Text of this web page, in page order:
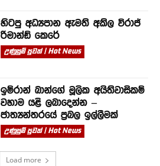
හිටපු අධ්‍යපාන ඇමති අකිල විරාජ්
රිමාන්ඩ් කෙරේ
උණුසුම් පුවත් | Hot News
ඉම්රාන් ඛාන්ගේ මූලික අයිතිවාසිකම්
වහාම යළි ලබාදෙන්න –
ජාත්‍යන්තරයේ ප්‍රබල ඉල්ලීමක්
උණුසුම් පුවත් | Hot News
Load more